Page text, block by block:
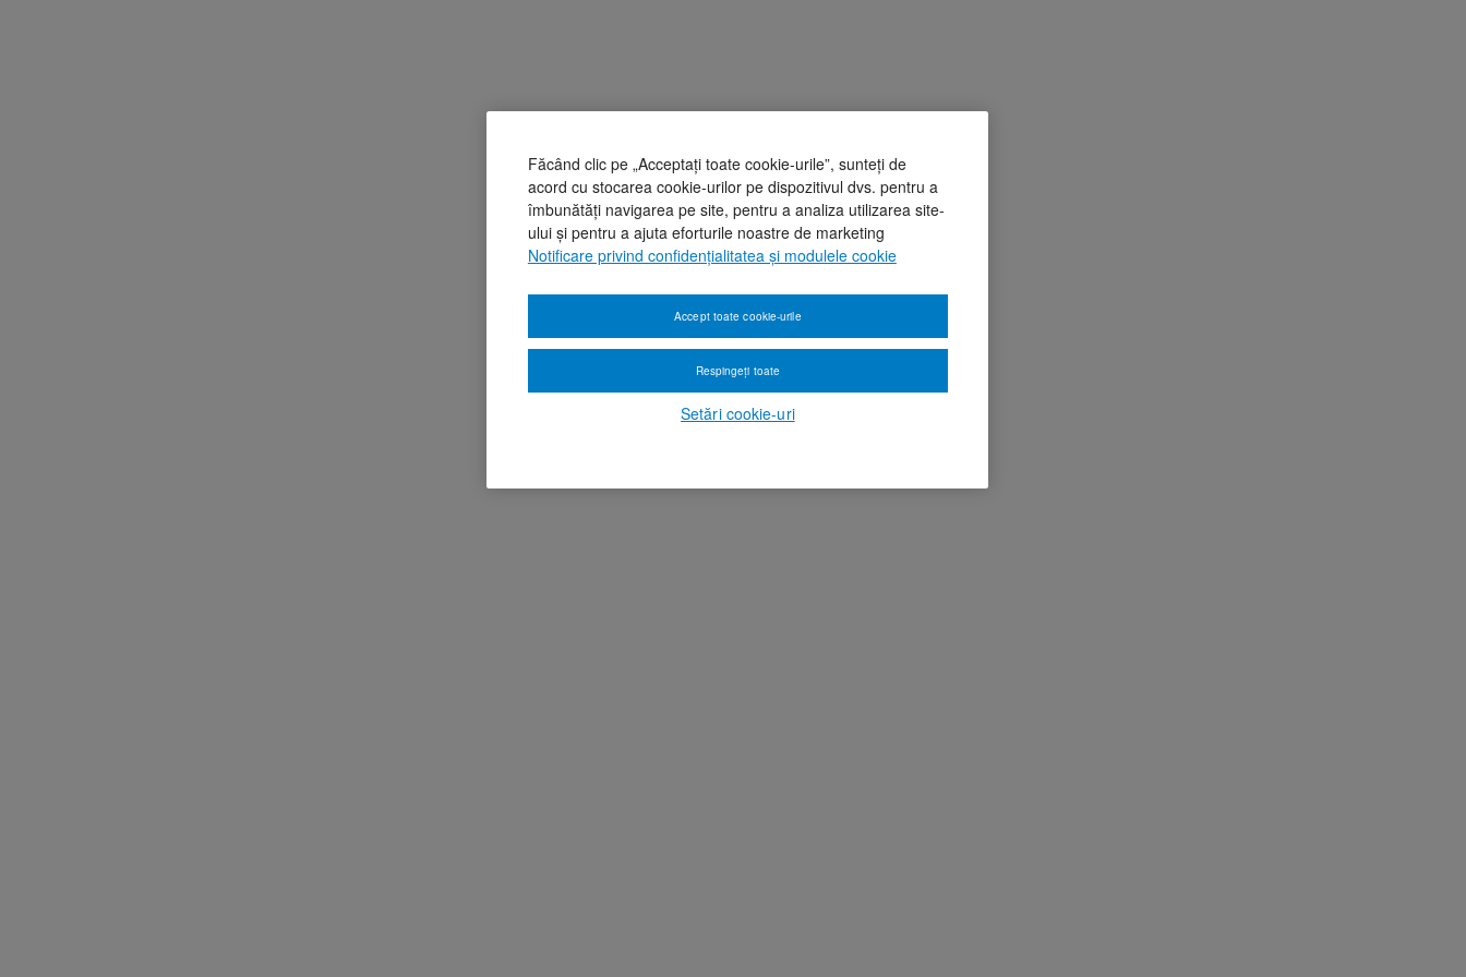
Făcând clic pe „Acceptați toate cookie-urile”, sunteți de
acord cu stocarea cookie-urilor pe dispozitivul dvs. pentru a
îmbunătăți navigarea pe site, pentru a analiza utilizarea site-
ului și pentru a ajuta eforturile noastre de marketing
Notificare privind confidențialitatea și modulele cookie
Setări cookie-uri
Respingeți toate
Accept toate cookie-urile